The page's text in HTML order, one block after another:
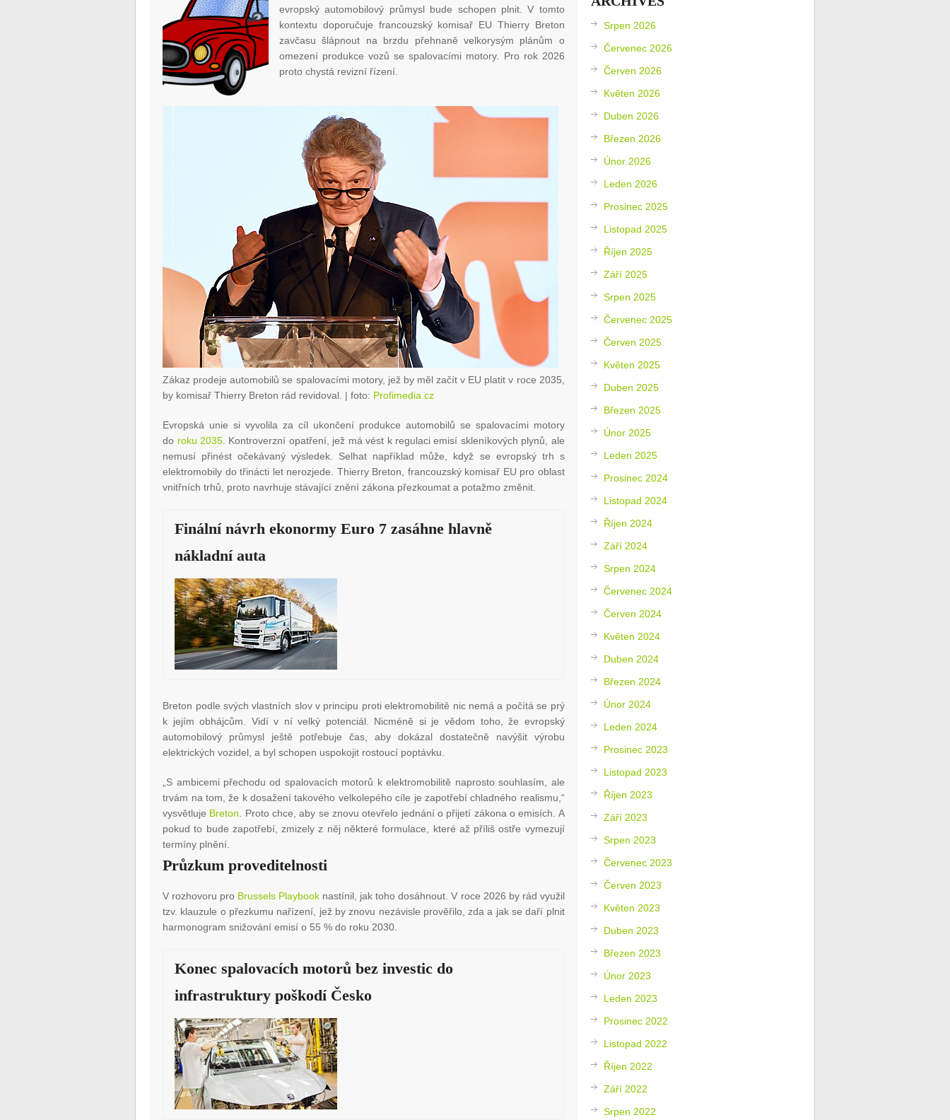
evropský automobilový průmysl bude schopen plnit. V tomto
kontextu doporučuje francouzský komisař EU Thierry Breton
zavčasu šlápnout na brzdu přehnaně velkorysým plánům o
omezení produkce vozů se spalovacími motory. Pro rok 2026
proto chystá revizní řízení.
Zákaz prodeje automobilů se spalovacími motory, jež by měl začít v EU platit v roce 2035,
by komisař Thierry Breton rád revidoval. | foto: Profimedia.cz
Evropská unie si vyvolila za cíl ukončení produkce automobilů se spalovacími motory
do roku 2035 . Kontroverzní opatření, jež má vést k regulaci emisí skleníkových plynů, ale
nemusí přinést očekávaný výsledek. Selhat například může, když se evropský trh s
elektromobily do třinácti let nerozjede. Thierry Breton, francouzský komisař EU pro oblast
vnitřních trhů, proto navrhuje stávající znění zákona přezkoumat a potažmo změnit.
Finální návrh ekonormy Euro 7 zasáhne hlavně
nákladní auta
Breton podle svých vlastních slov v principu proti elektromobilitě nic nemá a počítá se prý
k jejím obhájcům. Vidí v ní velký potenciál. Nicméně si je vědom toho, že evropský
automobilový průmysl ještě potřebuje čas, aby dokázal dostatečně navýšit výrobu
elektrických vozidel, a byl schopen uspokojit rostoucí poptávku.
„S ambicemi přechodu od spalovacích motorů k elektromobilitě naprosto souhlasím, ale
trvám na tom, že k dosažení takového velkolepého cíle je zapotřebí chladného realismu,“
vysvětluje Breton . Proto chce, aby se znovu otevřelo jednání o přijetí zákona o emisích. A
pokud to bude zapotřebí, zmizely z něj některé formulace, které až příliš ostře vymezují
termíny plnění.
Průzkum proveditelnosti
V rozhovoru pro Brussels Playbook nastínil, jak toho dosáhnout. V roce 2026 by rád využil
tzv. klauzule o přezkumu nařízení, jež by znovu nezávisle prověřilo, zda a jak se daří plnit
harmonogram snižování emisí o 55 % do roku 2030.
Konec spalovacích motorů bez investic do
infrastruktury poškodí Česko
Srpen 2026
Červenec 2026
Červen 2026
Květen 2026
Duben 2026
Březen 2026
Únor 2026
Leden 2026
Prosinec 2025
Listopad 2025
Říjen 2025
Září 2025
Srpen 2025
Červenec 2025
Červen 2025
Květen 2025
Duben 2025
Březen 2025
Únor 2025
Leden 2025
Prosinec 2024
Listopad 2024
Říjen 2024
Září 2024
Srpen 2024
Červenec 2024
Červen 2024
Květen 2024
Duben 2024
Březen 2024
Únor 2024
Leden 2024
Prosinec 2023
Listopad 2023
Říjen 2023
Září 2023
Srpen 2023
Červenec 2023
Červen 2023
Květen 2023
Duben 2023
Březen 2023
Únor 2023
Leden 2023
Prosinec 2022
Listopad 2022
Říjen 2022
Září 2022
Srpen 2022